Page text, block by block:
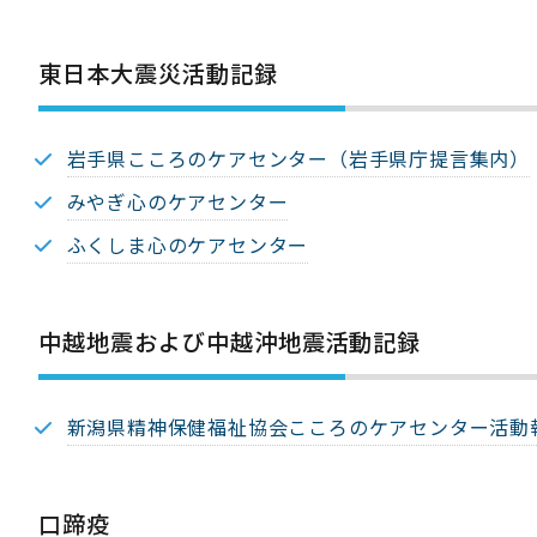
東日本大震災活動記録​
岩手県こころのケアセンター（岩手県庁提言集内）​
みやぎ心のケアセンター
ふくしま心のケアセンター
中越地震および中越沖地震活動記録
新潟県精神保健福祉協会こころのケアセンター活動
口蹄疫